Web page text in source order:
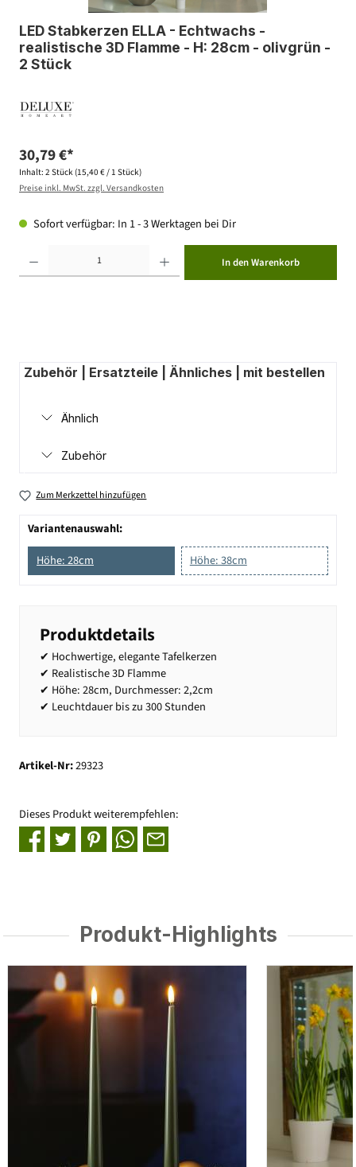
LED Stabkerzen ELLA - Echtwachs -
realistische 3D Flamme - H: 28cm - olivgrün -
2 Stück
30,79 €*
Inhalt: 2 Stück (15,40 € / 1 Stück)
Preise inkl. MwSt. zzgl. Versandkosten
Sofort verfügbar: In 1 - 3 Werktagen bei Dir
In den Warenkorb
Zubehör | Ersatzteile | Ähnliches | mit bestellen
Ähnlich
Zubehör
Zum Merkzettel hinzufügen
Variantenauswahl:
Höhe: 28cm
Höhe: 38cm
Produktdetails
✔ Hochwertige, elegante Tafelkerzen
✔ Realistische 3D Flamme
✔ Höhe: 28cm, Durchmesser: 2,2cm
✔ Leuchtdauer bis zu 300 Stunden
Artikel-Nr:29323
Dieses Produkt weiterempfehlen:
Produkt-Highlights